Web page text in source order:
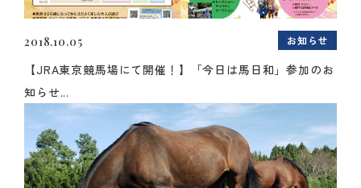
2018.10.05 お知らせ
【JRA東京競馬場にて開催！】「今日は馬日和」参加のお
知らせ...